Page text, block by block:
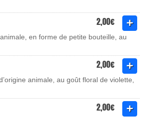
2,00€
en forme de petite bouteille, au
2,00€
animale, au goût floral de violette,
2,00€